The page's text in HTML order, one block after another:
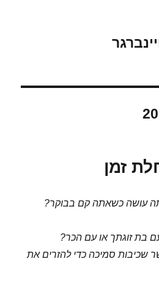
זמן
עושה כשאתה קם בבוקר?
בת זוגתך או עם הכר?
שכיבות סמיכה כדי להזרים את